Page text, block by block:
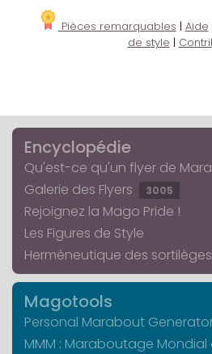
Pièces remarquables | Aide
de style |
Encyclopédie
Qu'est-ce qu'un flyer de
Galerie des Flyers
3005
Rejoignez la Mago Pride !
Les Figures de Style
Herméneutique des sortilèges
Magotools
Personal Marabout
MMM : Maraboutage